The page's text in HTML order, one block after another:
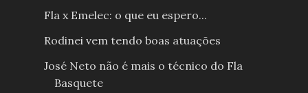
Fla x Emelec: o que eu espero...
Rodinei vem tendo boas atuações
José Neto não é mais o técnico do Fla
Basquete